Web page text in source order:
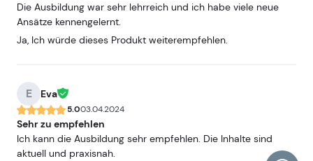
Die Ausbildung war sehr lehrreich und ich habe viele neue
Ansätze kennengelernt.
Ja, Ich würde dieses Produkt weiterempfehlen.
E Eva
5.003.04.2024
Sehr zu empfehlen
Ich kann die Ausbildung sehr empfehlen. Die Inhalte sind
aktuell und praxisnah.